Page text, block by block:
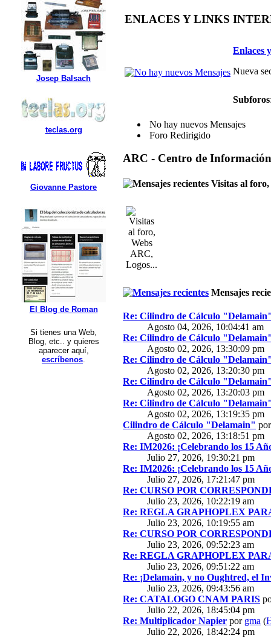
Josep Balsach
teclas.org
Giovanne Pastore
El Blog de Roman
Si tienes una Web,
Blog, etc.. y quieres
aparecer aquí,
escríbenos.
ENLACES Y LINKS
Enlaces
Nueva
Subforos
No hay nuevos Mensajes
Foro Redirigido
ARC - Centro de Información
Visitas al
Mensajes
Re: Cilindro de Cálculo
Agosto 04, 2026, 10:04:41 am
Re: Cilindro de Cálculo
Agosto 02, 2026, 13:30:09 pm
Re: Cilindro de Cálculo
Agosto 02, 2026, 13:20:30 pm
Re: Cilindro de Cálculo
Agosto 02, 2026, 13:20:03 pm
Re: Cilindro de Cálculo
Agosto 02, 2026, 13:19:35 pm
Cilindro de Cálculo "Delamain"
Agosto 02, 2026, 13:18:51 pm
Re: IM2026: ¡Celebrando los 15
Julio 27, 2026, 19:30:21 pm
Re: IM2026: ¡Celebrando los 15
Julio 27, 2026, 17:21:47 pm
Re: CURSO POR
Julio 23, 2026, 10:22:19 am
Re: REGLA GRAPHOPLEX
Julio 23, 2026, 10:19:55 am
Re: CURSO POR
Julio 23, 2026, 09:52:23 am
Re: REGLA GRAPHOPLEX
Julio 23, 2026, 09:51:22 am
Re: ¡Delamain, y no Oughtred, el
Julio 23, 2026, 09:43:56 am
Re: CATALOGO CNAM PARIS
Julio 22, 2026, 18:45:04 pm
Re: Multiplicador Napier por gma (
Julio 22, 2026, 18:42:24 pm